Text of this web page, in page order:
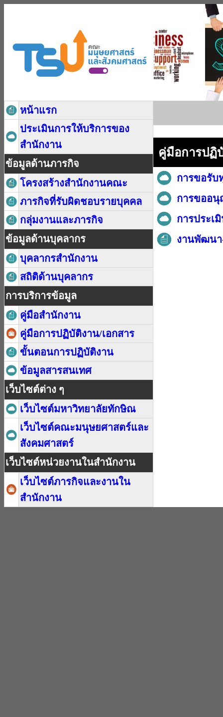
หน้าแรก
ประเมินการให้บริการของ
สำนักงาน
ข้อมูลด้านภารกิจ
โครงสร้างสำนักงานคณะ
ภารกิจที่รับผิดชอบรายบุคคล
กลุ่มงานและภารกิจ
ข้อมูลด้านบุคลากร
บุคลากรสำนักงาน
สถิติด้านบุคลากร
การบริการข้อมูล
คู่มือสำนักงาน
คู่มือการปฏิบัติงาน/เอกสาร
ขั้นตอนการปฏิบัติงาน
ข้อมูลสารสนเทศ
เว็บไซต์ต่าง ๆ
เว็บไซต์มหาวิทยาลัยทักษิณ
เว็บไซต์คณะมนุษยศาสตร์และ
สังคมศาสตร์
เว็บไซต์หน่วยงานในสำนักงาน
เว็บไซต์ภารกิจและงานใน
สำนักงาน
คู่มือการปฏิ
การขอรับ
การขออ
การประเ
งานพัฒนา